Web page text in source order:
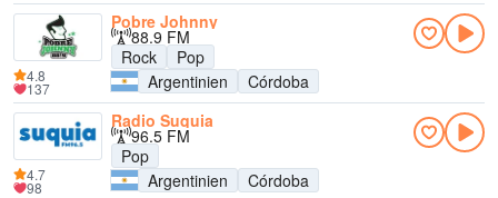
Pobre Johnny
88.9 FM
Rock
Pop
Argentinien
Córdoba
4.8
137
Radio Suquia
96.5 FM
Pop
Argentinien
Córdoba
4.7
98